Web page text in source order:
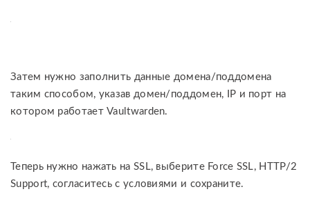
Затем нужно заполнить данные домена/поддомена
таким способом, указав домен/поддомен, IP и порт на
котором работает Vaultwarden.
Теперь нужно нажать на SSL, выберите Force SSL, HTTP/2
Support, согласитесь с условиями и сохраните.